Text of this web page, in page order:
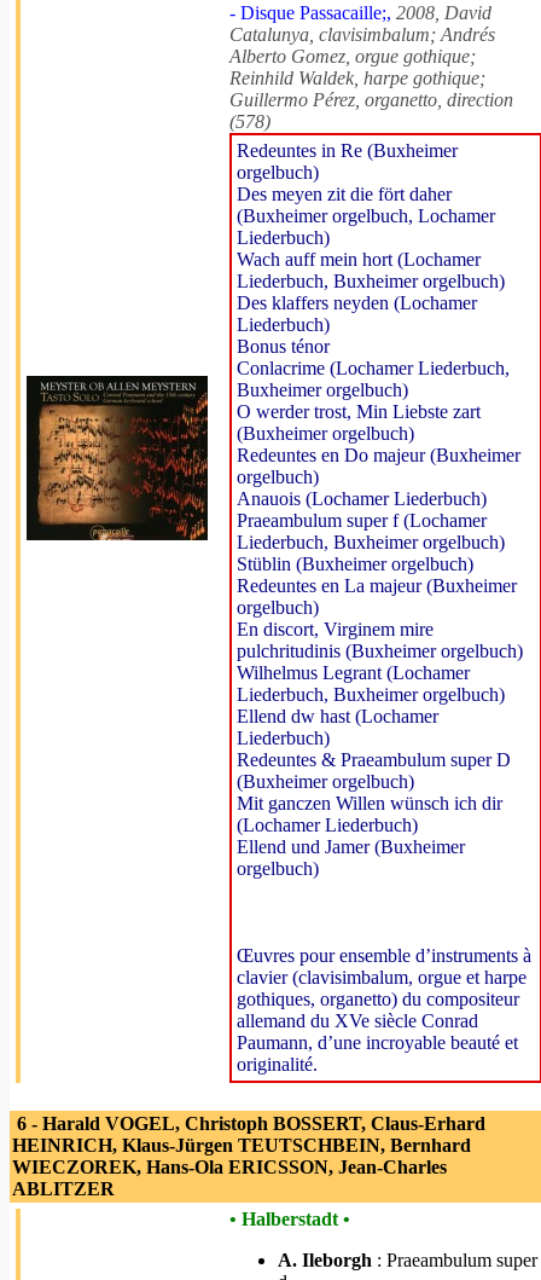
- Disque Passacaille;, 2008, David
Catalunya, clavisimbalum; Andrés
Alberto Gomez, orgue gothique;
Reinhild Waldek, harpe gothique;
Guillermo Pérez, organetto, direction
(578)
Redeuntes in Re (Buxheimer
orgelbuch)
Des meyen zit die fört daher
(Buxheimer orgelbuch, Lochamer
Liederbuch)
Wach auff mein hort (Lochamer
Liederbuch, Buxheimer orgelbuch)
Des klaffers neyden (Lochamer
Liederbuch)
Bonus ténor
Conlacrime (Lochamer Liederbuch,
Buxheimer orgelbuch)
O werder trost, Min Liebste zart
(Buxheimer orgelbuch)
Redeuntes en Do majeur (Buxheimer
orgelbuch)
Anauois (Lochamer Liederbuch)
Praeambulum super f (Lochamer
Liederbuch, Buxheimer orgelbuch)
Stüblin (Buxheimer orgelbuch)
Redeuntes en La majeur (Buxheimer
orgelbuch)
En discort, Virginem mire
pulchritudinis (Buxheimer orgelbuch)
Wilhelmus Legrant (Lochamer
Liederbuch, Buxheimer orgelbuch)
Ellend dw hast (Lochamer
Liederbuch)
Redeuntes & Praeambulum super D
(Buxheimer orgelbuch)
Mit ganczen Willen wünsch ich dir
(Lochamer Liederbuch)
Ellend und Jamer (Buxheimer
orgelbuch)
Œuvres pour ensemble d’instruments à
clavier (clavisimbalum, orgue et harpe
gothiques, organetto) du compositeur
allemand du XVe siècle Conrad
Paumann, d’une incroyable beauté et
originalité.
6 - Harald VOGEL, Christoph BOSSERT, Claus-Erhard
HEINRICH, Klaus-Jürgen TEUTSCHBEIN, Bernhard
WIECZOREK, Hans-Ola ERICSSON, Jean-Charles
ABLITZER
• Halberstadt •
A. Ileborgh : Praeambulum super